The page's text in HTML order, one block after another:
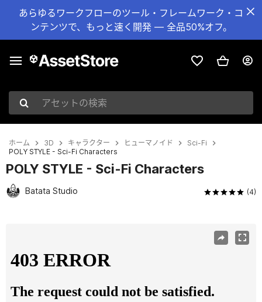
あらゆるワークフローのツール・フレームワーク・コ
ンテンツで、もっと速く開発 — 全品50%オフ。
アセットの検索
ホーム 3D キャラクター ヒューマノイド
Sci-Fi
POLY STYLE - Sci-Fi Characters
POLY STYLE - Sci-Fi Characters
Batata Studio (4)